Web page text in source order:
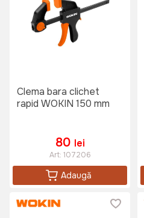
Clema bara clichet
rapid WOKIN 150 mm
80 lei
Art: 107206
Adaugă